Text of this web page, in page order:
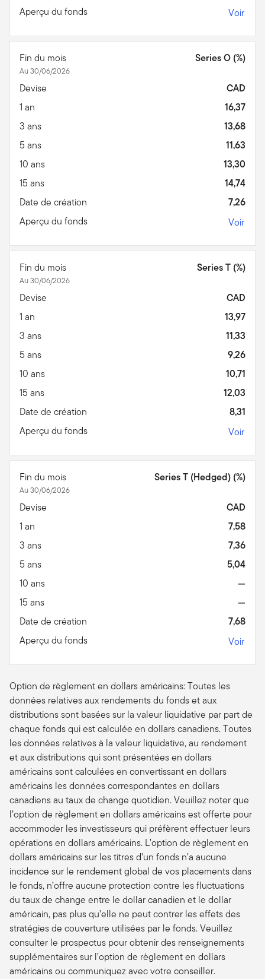
Aperçu du fonds
Voir
Fin du mois
Au 30/06/2026
Series O (%)
Devise
CAD
1 an
16,37
3 ans
13,68
5 ans
11,63
10 ans
13,30
15 ans
14,74
Date de création
7,26
Aperçu du fonds
Voir
Fin du mois
Au 30/06/2026
Series T (%)
Devise
CAD
1 an
13,97
3 ans
11,33
5 ans
9,26
10 ans
10,71
15 ans
12,03
Date de création
8,31
Aperçu du fonds
Voir
Fin du mois
Au 30/06/2026
Series T (Hedged) (%)
Devise
CAD
1 an
7,58
3 ans
7,36
5 ans
5,04
10 ans
—
15 ans
—
Date de création
7,68
Aperçu du fonds
Voir
Option de règlement en dollars américains: Toutes les
données relatives aux rendements du fonds et aux
distributions sont basées sur la valeur liquidative par part de
chaque fonds qui est calculée en dollars canadiens. Toutes
les données relatives à la valeur liquidative, au rendement
et aux distributions qui sont présentées en dollars
américains sont calculées en convertissant en dollars
américains les données correspondantes en dollars
canadiens au taux de change quotidien. Veuillez noter que
l’option de règlement en dollars américains est offerte pour
accommoder les investisseurs qui préfèrent effectuer leurs
opérations en dollars américains. L’option de règlement en
dollars américains sur les titres d’un fonds n’a aucune
incidence sur le rendement global de vos placements dans
le fonds, n’offre aucune protection contre les fluctuations
du taux de change entre le dollar canadien et le dollar
américain, pas plus qu’elle ne peut contrer les effets des
stratégies de couverture utilisées par le fonds. Veuillez
consulter le prospectus pour obtenir des renseignements
supplémentaires sur l’option de règlement en dollars
américains ou communiquez avec votre conseiller.